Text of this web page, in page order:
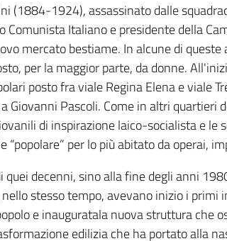
(1884-1924), assassinato dalle
Italiano e presidente della
mercato bestiame. In alcune di
per la maggior parte, da donne.
posto fra viale Regina Elena e viale
Pascoli. Come in altri quartieri
di inspirazione laico-socialista e le
per lo più abitato da operai,
decenni, sino alla fine degli anni
stesso tempo, avevano inizio i
e inauguratala nuova struttura che
edilizia che ha portato alla